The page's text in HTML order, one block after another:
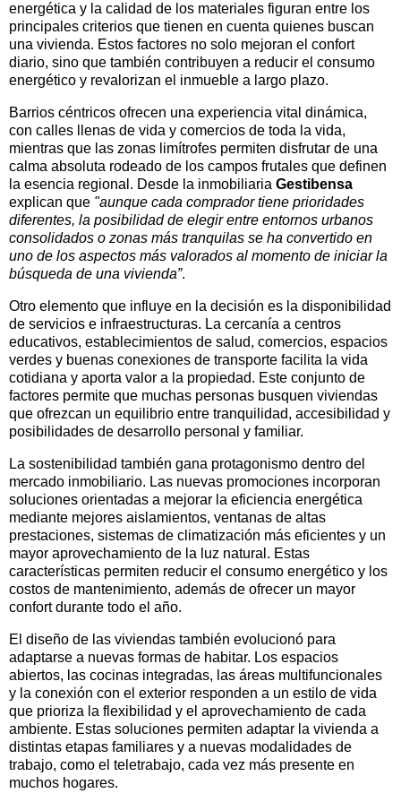
energética y la calidad de los materiales figuran entre los
principales criterios que tienen en cuenta quienes buscan
una vivienda. Estos factores no solo mejoran el confort
diario, sino que también contribuyen a reducir el consumo
energético y revalorizan el inmueble a largo plazo.
Barrios céntricos ofrecen una experiencia vital dinámica,
con calles llenas de vida y comercios de toda la vida,
mientras que las zonas limítrofes permiten disfrutar de una
calma absoluta rodeado de los campos frutales que definen
la esencia regional. Desde la inmobiliaria Gestibensa
explican que "aunque cada comprador tiene prioridades
diferentes, la posibilidad de elegir entre entornos urbanos
consolidados o zonas más tranquilas se ha convertido en
uno de los aspectos más valorados al momento de iniciar la
búsqueda de una vivienda”.
Otro elemento que influye en la decisión es la disponibilidad
de servicios e infraestructuras. La cercanía a centros
educativos, establecimientos de salud, comercios, espacios
verdes y buenas conexiones de transporte facilita la vida
cotidiana y aporta valor a la propiedad. Este conjunto de
factores permite que muchas personas busquen viviendas
que ofrezcan un equilibrio entre tranquilidad, accesibilidad y
posibilidades de desarrollo personal y familiar.
La sostenibilidad también gana protagonismo dentro del
mercado inmobiliario. Las nuevas promociones incorporan
soluciones orientadas a mejorar la eficiencia energética
mediante mejores aislamientos, ventanas de altas
prestaciones, sistemas de climatización más eficientes y un
mayor aprovechamiento de la luz natural. Estas
características permiten reducir el consumo energético y los
costos de mantenimiento, además de ofrecer un mayor
confort durante todo el año.
El diseño de las viviendas también evolucionó para
adaptarse a nuevas formas de habitar. Los espacios
abiertos, las cocinas integradas, las áreas multifuncionales
y la conexión con el exterior responden a un estilo de vida
que prioriza la flexibilidad y el aprovechamiento de cada
ambiente. Estas soluciones permiten adaptar la vivienda a
distintas etapas familiares y a nuevas modalidades de
trabajo, como el teletrabajo, cada vez más presente en
muchos hogares.